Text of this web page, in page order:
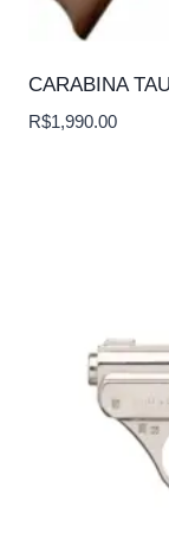
CARABINA
R$1,990.00